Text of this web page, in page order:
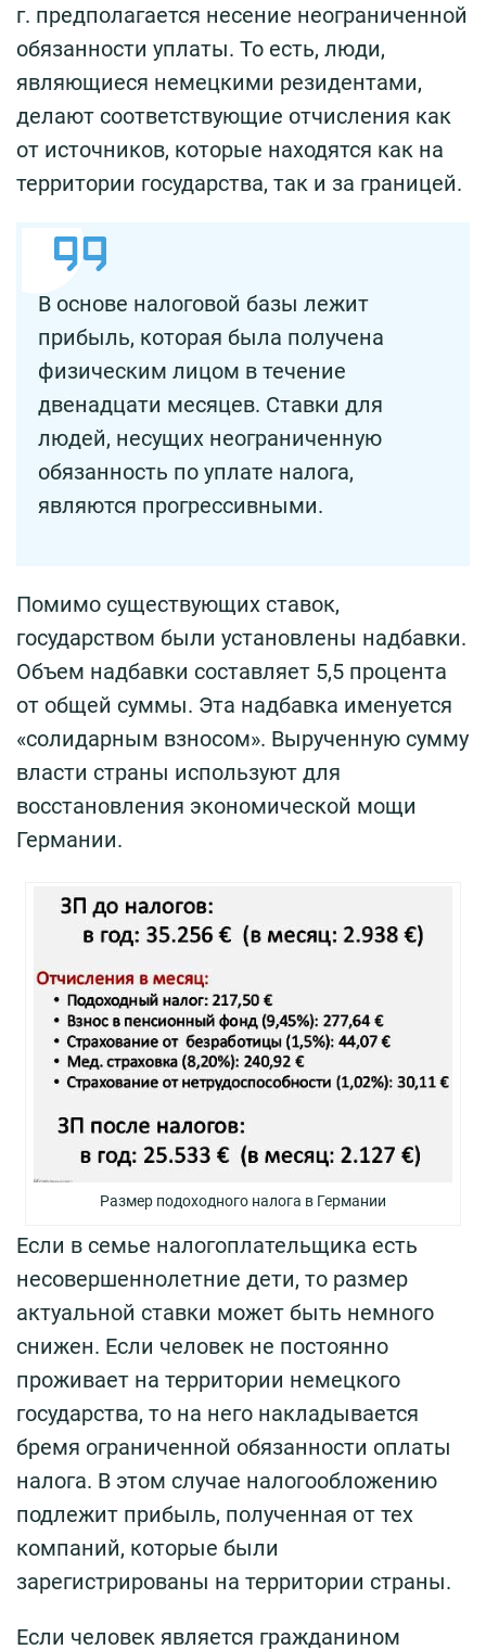
г. предполагается несение неограниченной
обязанности уплаты. То есть, люди,
являющиеся немецкими резидентами,
делают соответствующие отчисления как
от источников, которые находятся как на
территории государства, так и за границей.
В основе налоговой базы лежит
прибыль, которая была получена
физическим лицом в течение
двенадцати месяцев. Ставки для
людей, несущих неограниченную
обязанность по уплате налога,
являются прогрессивными.
Помимо существующих ставок,
государством были установлены надбавки.
Объем надбавки составляет 5,5 процента
от общей суммы. Эта надбавка именуется
«солидарным взносом». Вырученную сумму
власти страны используют для
восстановления экономической мощи
Германии.
Размер подоходного налога в Германии
Если в семье налогоплательщика есть
несовершеннолетние дети, то размер
актуальной ставки может быть немного
снижен. Если человек не постоянно
проживает на территории немецкого
государства, то на него накладывается
бремя ограниченной обязанности оплаты
налога. В этом случае налогообложению
подлежит прибыль, полученная от тех
компаний, которые были
зарегистрированы на территории страны.
Если человек является гражданином